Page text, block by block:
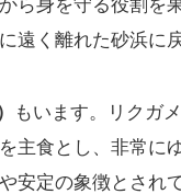
ら身を守る役割を
く離れた砂浜に
もいます。リクガ
主食とし、非常に
安定の象徴とされ